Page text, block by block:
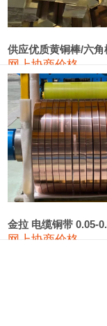
2202#硅
金属硅3303#-2202#
漆包线
磷铜合金
无氧铜丝(硬)
R410A专用紫铜管
铸造铝合金锭(A380）
网上协商价格
金拉 电缆铜带 0.05-
网上协商价格